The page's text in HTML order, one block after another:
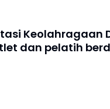
Keolahragaan
dan pelatih